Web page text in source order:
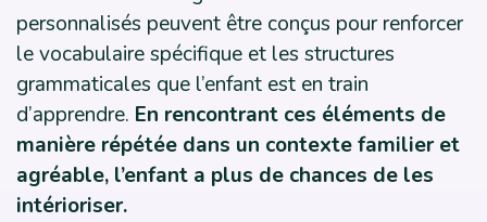
personnalisés peuvent être conçus pour renforcer
le vocabulaire spécifique et les structures
grammaticales que l’enfant est en train
d’apprendre. En rencontrant ces éléments de
manière répétée dans un contexte familier et
agréable, l’enfant a plus de chances de les
intérioriser.